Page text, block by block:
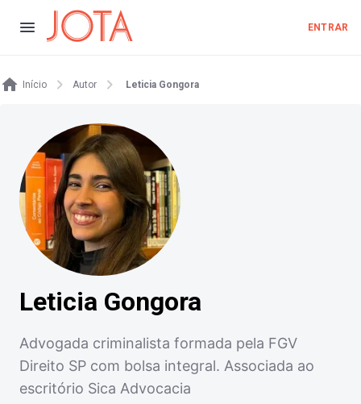
ENTRAR
Início Autor Leticia Gongora
Leticia Gongora
Advogada criminalista formada pela FGV
Direito SP com bolsa integral. Associada ao
escritório Sica Advocacia